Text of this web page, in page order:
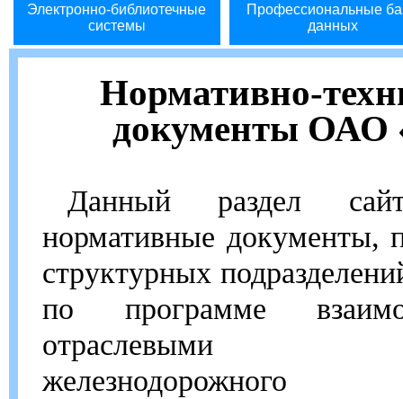
Электронно-библиотечные
системы
Профессиональные
данных
Нормативно-
документы
Данный раздел
нормативные документы,
структурных
по программе
отраслевыми
железнодорожного